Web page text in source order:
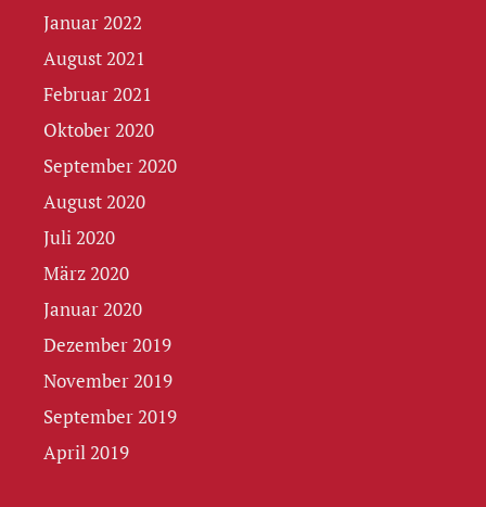
Januar 2022
August 2021
Februar 2021
Oktober 2020
September 2020
August 2020
Juli 2020
März 2020
Januar 2020
Dezember 2019
November 2019
September 2019
April 2019